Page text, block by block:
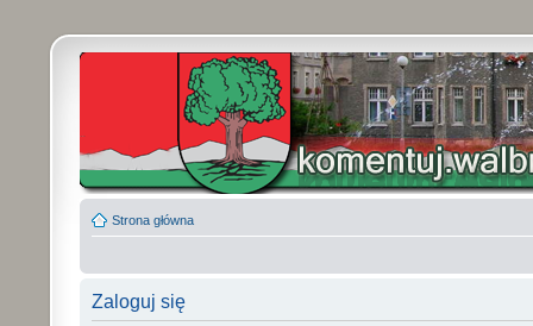
Strona główna
Zaloguj się